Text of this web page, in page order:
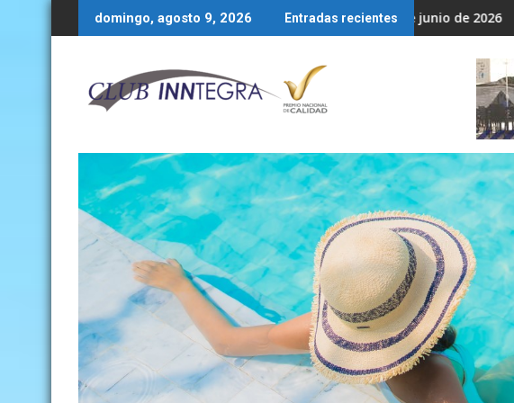
domingo, agosto 9, 2026 Entradas recientes
Boletín quincenal 1 al 15 de junio de 2026 BOLETIN QUINCENAL